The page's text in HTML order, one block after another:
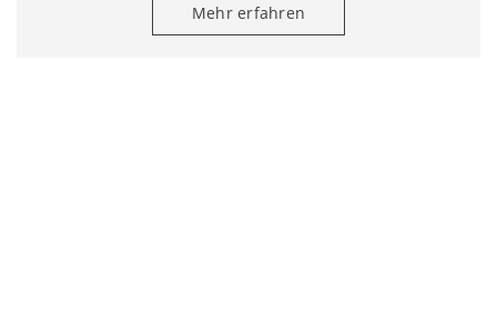
Mehr erfahren